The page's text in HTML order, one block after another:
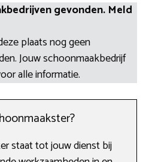
gevonden. Meld
plaats nog geen
Jouw schoonmaakbedrijf
alle informatie.
staat tot jouw dienst bij